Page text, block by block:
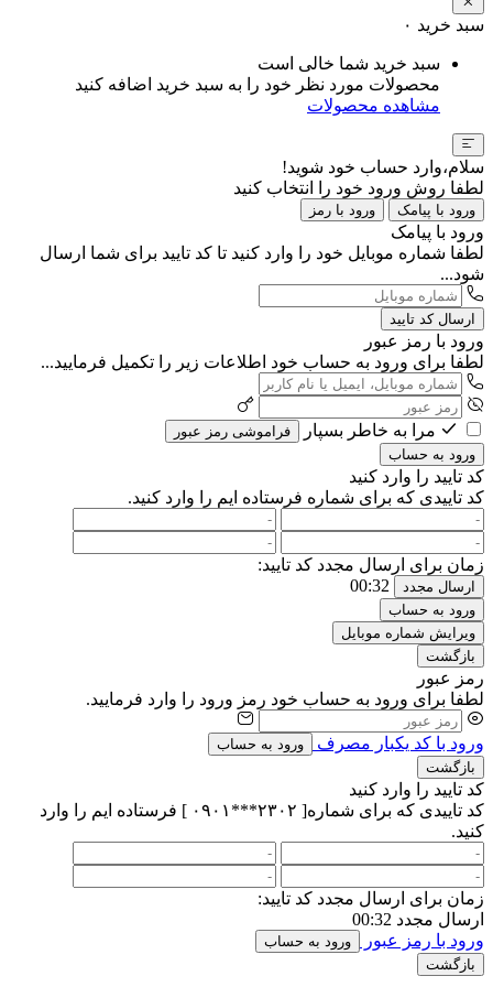
سبد خرید ۰
سبد خرید شما خالی است
محصولات مورد نظر خود را به سبد خرید اضافه کنید
مشاهده محصولات
سلام،وارد حساب خود شوید!
لطفا روش ورود خود را انتخاب کنید
ورود با پیامک ورود با رمز
ورود با پیامک
لطفا شماره موبایل خود را وارد کنید تا کد تایید برای شما ارسال
شود...
ارسال کد تایید
ورود با رمز عبور
لطفا برای ورود به حساب خود اطلاعات زیر را تکمیل فرمایید...
مرا به خاطر بسپار
فراموشی رمز عبور
ورود به حساب
کد تایید را وارد کنید
کد تاییدی که برای شماره فرستاده ایم را وارد کنید.
زمان برای ارسال مجدد کد تایید:
ارسال مجدد 00:32
ورود به حساب
ویرایش شماره موبایل
بازگشت
رمز عبور
لطفا برای ورود به حساب خود رمز ورود را وارد فرمایید.
ورود با کد یکبار مصرف
ورود به حساب
بازگشت
کد تایید را وارد کنید
کد تاییدی که برای شماره[ ۲۳۰۲***۰۹۰۱ ] فرستاده ایم را وارد
کنید.
زمان برای ارسال مجدد کد تایید:
ارسال مجدد 00:32
ورود با رمز عبور
ورود به حساب
بازگشت